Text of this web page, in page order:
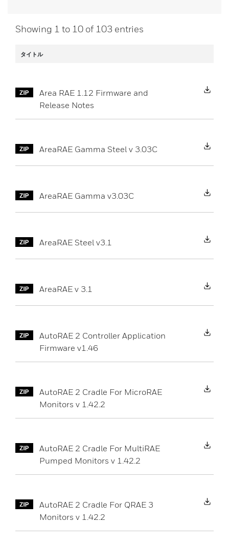
Showing 1 to 10 of 103 entries
タイトル
Area RAE 1.12 Firmware and
Release Notes
AreaRAE Gamma Steel v 3.03C
AreaRAE Gamma v3.03C
AreaRAE Steel v3.1
AreaRAE v 3.1
AutoRAE 2 Controller Application
Firmware v1.46
AutoRAE 2 Cradle For MicroRAE
Monitors v 1.42.2
AutoRAE 2 Cradle For MultiRAE
Pumped Monitors v 1.42.2
AutoRAE 2 Cradle For QRAE 3
Monitors v 1.42.2